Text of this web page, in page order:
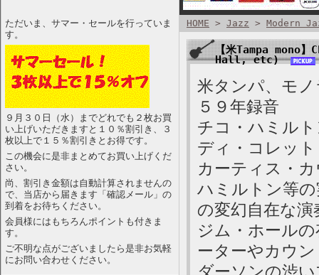
ただいま、サマー・セールを行っていま
す。
９月３０日（水）までどれでも２枚お買
い上げいただきますと１０％割引き、３
枚以上で１５％割引きとお得です。
この機会に是非まとめてお買い上げくだ
さい。
尚、割引き金額は自動計算されませんの
で、当店から届きます「確認メール」の
到着をお待ちください。
会員様にはもちろんポイントも付きま
す。
ご不明な点がございましたら是非お気軽
にお問い合わせください。
HOME > Jazz > Modern
【米Tampa
Hall, etc)
米タンパ、モ
５９年録音
チコ・ハミル
ディ・コレッ
カーティス・
ハミルトン等
の変幻自在な
ジム・ホール
ーターやカウ